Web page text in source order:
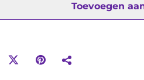
Toevoegen